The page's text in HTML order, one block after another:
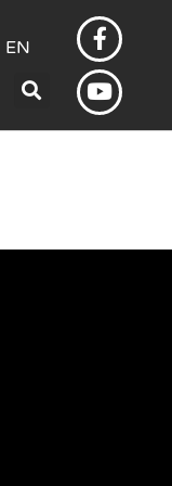
EN